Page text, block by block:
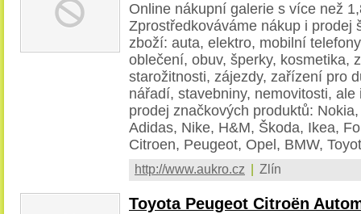
Online nákupní galerie s více než
Zprostředkováváme nákup i prodej
zboží: auta, elektro, mobilní
oblečení, obuv, šperky, kosmetika,
starožitnosti, zájezdy, zařízení pro
nářadí, stavebniny, nemovitosti,
prodej značkových produktů:
Adidas, Nike, H&M, Škoda, Ikea,
Citroen, Peugeot, Opel, BMW,
http://www.aukro.cz Zlín
Toyota Peugeot Citroën